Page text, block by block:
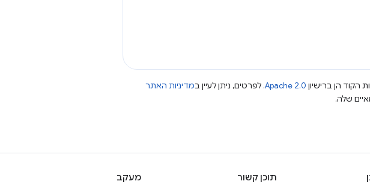
הקוד הן ברישיון Apache 2.0. לפרטים, ניתן לעיין במדיניות האתר
תוכן קשור
מעקב